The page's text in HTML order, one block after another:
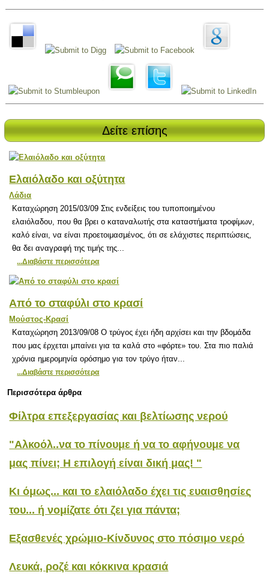
Δείτε επίσης
Ελαιόλαδο και οξύτητα
Λάδια
Καταχώρηση 2015/03/09 Στις ενδείξεις του τυποποιημένου
ελαιόλαδου, που θα βρει ο καταναλωτής στα καταστήματα τροφίμων,
καλό είναι, να είναι προετοιμασμένος, ότι σε ελάχιστες περιπτώσεις,
θα δει αναγραφή της τιμής της...
...Διαβάστε περισσότερα
Από το σταφύλι στο κρασί
Μούστος-Κρασί
Καταχώρηση 2013/09/08 Ο τρύγος έχει ήδη αρχίσει και την βδομάδα
που μας έρχεται μπαίνει για τα καλά στο «φόρτε» του. Στα πιο παλιά
χρόνια ημερομηνία ορόσημο για τον τρύγο ήταν...
...Διαβάστε περισσότερα
Περισσότερα άρθρα
Φίλτρα επεξεργασίας και βελτίωσης νερού
"Αλκοόλ..να το πίνουμε ή να το αφήνουμε να
μας πίνει; Η επιλογή είναι δική μας! "
Κι όμως... και το ελαιόλαδο έχει τις ευαισθησίες
του... ή νομίζατε ότι ζει για πάντα;
Εξασθενές χρώμιο-Κίνδυνος στο πόσιμο νερό
Λευκά, ροζέ και κόκκινα κρασιά